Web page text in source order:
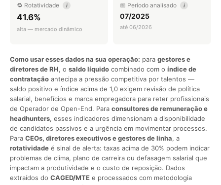
🔁 Rotatividade i
41.6%
alta — mercado dinâmico
📅 Período analisado i
07/2025
até 06/2026
Como usar esses dados na sua operação: para gestores e
diretores de RH, o saldo líquido combinado com o índice de
contratação antecipa a pressão competitiva por talentos —
saldo positivo e índice acima de 1,0 exigem revisão de política
salarial, benefícios e marca empregadora para reter profissionais
de Operador de Open-End. Para consultores de remuneração e
headhunters, esses indicadores dimensionam a disponibilidade
de candidatos passivos e a urgência em movimentar processos.
Para CEOs, diretores executivos e gestores de linha, a
rotatividade é sinal de alerta: taxas acima de 30% podem indicar
problemas de clima, plano de carreira ou defasagem salarial que
impactam a produtividade e o custo de reposição. Dados
extraídos do CAGED/MTE e processados com metodologia